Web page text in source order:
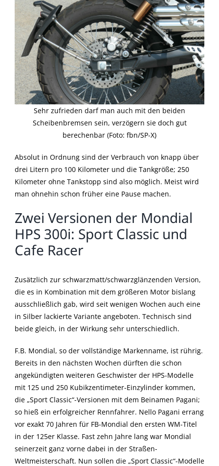
Sehr zufrieden darf man auch mit den beiden
Scheibenbremsen sein, verzögern sie doch gut
berechenbar (Foto: fbn/SP-X)
Absolut in Ordnung sind der Verbrauch von knapp über
drei Litern pro 100 Kilometer und die Tankgröße; 250
Kilometer ohne Tankstopp sind also möglich. Meist wird
man ohnehin schon früher eine Pause machen.
Zwei Versionen der Mondial
HPS 300i: Sport Classic und
Cafe Racer
Zusätzlich zur schwarzmatt/schwarzglänzenden Version,
die es in Kombination mit dem größeren Motor bislang
ausschließlich gab, wird seit wenigen Wochen auch eine
in Silber lackierte Variante angeboten. Technisch sind
beide gleich, in der Wirkung sehr unterschiedlich.
F.B. Mondial, so der vollständige Markenname, ist rührig.
Bereits in den nächsten Wochen dürften die schon
angekündigten weiteren Geschwister der HPS-Modelle
mit 125 und 250 Kubikzentimeter-Einzylinder kommen,
die „Sport Classic“-Versionen mit dem Beinamen Pagani;
so hieß ein erfolgreicher Rennfahrer. Nello Pagani errang
vor exakt 70 Jahren für FB-Mondial den ersten WM-Titel
in der 125er Klasse. Fast zehn Jahre lang war Mondial
seinerzeit ganz vorne dabei in der Straßen-
Weltmeisterschaft. Nun sollen die „Sport Classic“-Modelle